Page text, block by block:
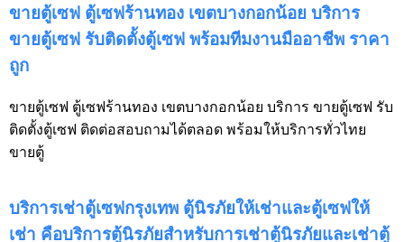
ขายตู้เซฟ ตู้เซฟร้านทอง เขตบางกอกน้อย บริการ
ขายตู้เซฟ รับติดตั้งตู้เซฟ พร้อมทีมงานมืออาชีพ ราคา
ถูก
ขายตู้เซฟ ตู้เซฟร้านทอง เขตบางกอกน้อย บริการ ขายตู้เซฟ รับ
ติดตั้งตู้เซฟ ติดต่อสอบถามได้ตลอด พร้อมให้บริการทั่วไทย
ขายตู้
บริการเช่าตู้เซฟกรุงเทพ ตู้นิรภัยให้เช่าและตู้เซฟให้
เช่า คือบริการตู้นิรภัยสำหรับการเช่าตู้นิรภัยและเช่าตู้